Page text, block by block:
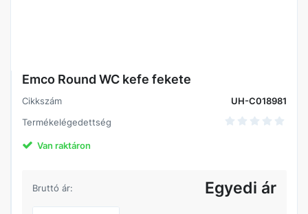
Emco Round WC kefe fekete
Cikkszám
UH-C018981
Termékelégedettség
Van raktáron
Bruttó ár: Egyedi ár